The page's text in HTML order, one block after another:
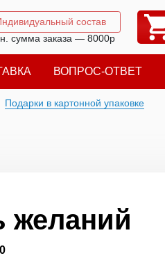
состав
сумма заказа — 8000р
ВОПРОС-ОТВЕТ
Подарки в картонной упаковке
желаний